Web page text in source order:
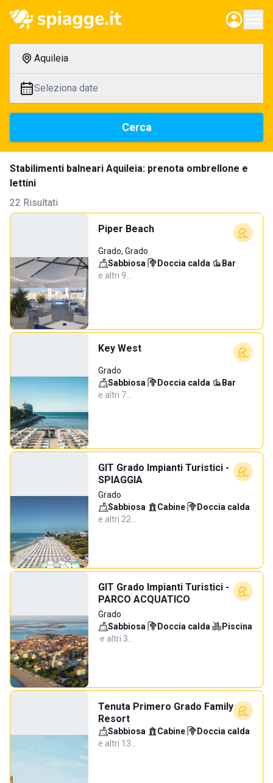
Aquileia
Seleziona date
Cerca
Stabilimenti balneari Aquileia: prenota ombrellone e
lettini
22 Risultati
Piper Beach
Grado, Grado
Sabbiosa· Doccia calda· Bar·
e altri 9…
Key West
Grado
Sabbiosa· Doccia calda· Bar·
e altri 7…
GIT Grado Impianti Turistici -
SPIAGGIA
Grado
Sabbiosa· Cabine· Doccia calda·
e altri 22…
GIT Grado Impianti Turistici -
PARCO ACQUATICO
Grado
Sabbiosa· Doccia calda·
Piscina
·e altri 3…
Tenuta Primero Grado Family
Resort
Sabbiosa· Cabine· Doccia calda·
e altri 13…